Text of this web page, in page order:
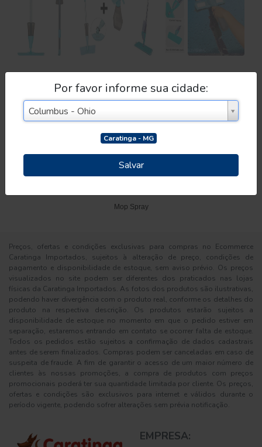
Mop Spray
SKU:7896020682639
R$ 149,99(Unidade)
Mop Spray
Por favor informe sua cidade:
Cidade
Columbus - Ohio
Cidade
Caratinga - MG
Salvar
Preços, ofertas e condições exclusivas para compras no Ecommerce
Caratinga Importados, sujeitos à alteração de preço, condições de
pagamento e disponibilidade de estoque, sem aviso prévio. Os preços
visualizados no site podem ser diferentes dos praticados nas lojas
físicas da Caratinga Importados. As fotos dos produtos são ilustrativas,
podendo haver divergência com o produto real, conforme os detalhes do
produto na respectiva descrição. Os produtos estarão sujeitos a
disponibilidade de estoque no momento em que o pedido estiver em
separação, estaremos entrando em contato se ocorrer falta de estoque.
Todos os pedidos estão sujeitos a confirmação de dados cadastrais
antes de serem finalizados. Compras podem ser canceladas em caso de
suspeita de fraude. A fim de garantir o acesso de um maior número de
clientes às nossas promoções, a compra de produtos com preços
promocionais poderá ter sua quantidade limitada por cliente. Os preços,
ofertas e condições são exclusivos para internet e válidos durante o
período vigente, podendo sofrer alterações sem prévia notificação.
EMPRESA: